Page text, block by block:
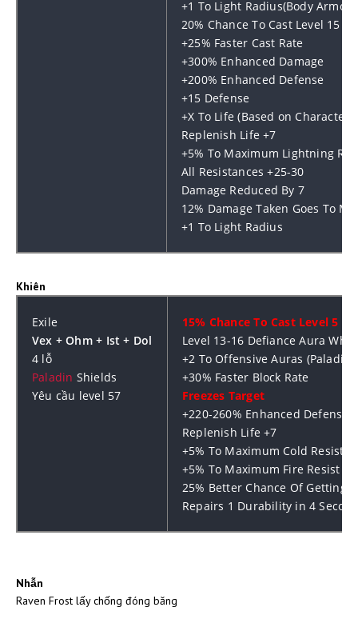
+1 To Light Radius(Body Armor)
20% Chance To Cast Level 15
+25% Faster Cast Rate
+300% Enhanced Damage
+200% Enhanced Defense
+15 Defense
+X To Life (Based on Character
Replenish Life +7
+5% To Maximum Lightning
All Resistances +25-30
Damage Reduced By 7
12% Damage Taken Goes To
+1 To Light Radius
Khiên
Exile
Vex + Ohm + Ist + Dol
4 lỗ
Paladin Shields
Yêu cầu level 57
15% Chance To Cast Level 5
Level 13-16 Defiance Aura
+2 To Offensive Auras (Paladin
+30% Faster Block Rate
Freezes Target
+220-260% Enhanced Defense
Replenish Life +7
+5% To Maximum Cold Resist
+5% To Maximum Fire Resist
25% Better Chance Of Getting
Repairs 1 Durability in 4
Nhẫn
Raven Frost lấy chống đóng băng